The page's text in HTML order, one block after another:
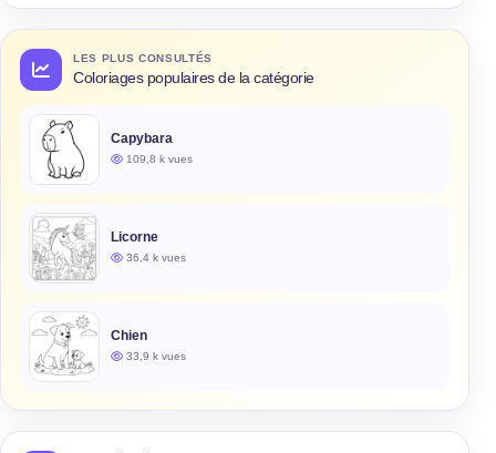
LES PLUS CONSULTÉS
Coloriages populaires de la catégorie
Capybara
109,8 k vues
Licorne
36,4 k vues
Chien
33,9 k vues